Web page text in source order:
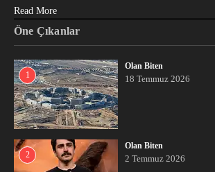
Read More
Öne Çıkanlar
1
Olan Biten
18 Temmuz 2026
2
Olan Biten
2 Temmuz 2026